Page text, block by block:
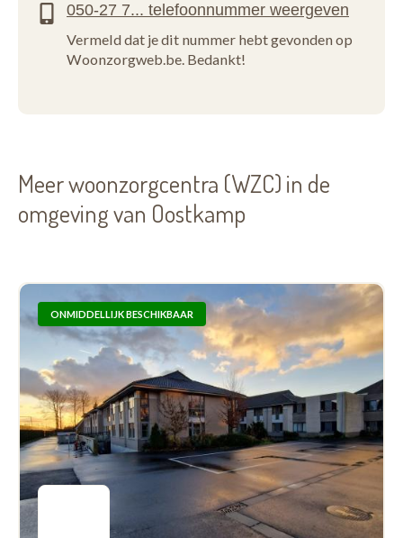
Vermeld dat je dit nummer hebt gevonden op
Woonzorgweb.be. Bedankt!
Meer woonzorgcentra (WZC) in de
omgeving van Oostkamp
ONMIDDELLIJK BESCHIKBAAR